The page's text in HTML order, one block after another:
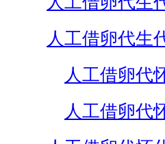
人工借卵代生
人工借卵代
人工借卵代